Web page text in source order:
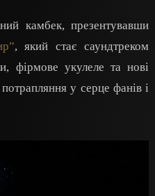
камбек, презентувавши
, який стає саундтреком
фірмове укулеле та нові
у серце фанів і